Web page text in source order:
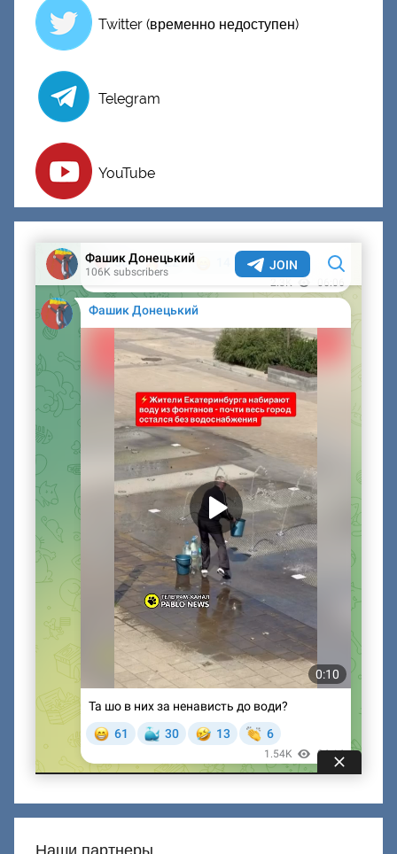
Twitter (временно недоступен)
Telegram
YouTube